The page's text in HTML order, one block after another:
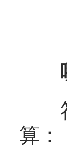
哪
符
算：